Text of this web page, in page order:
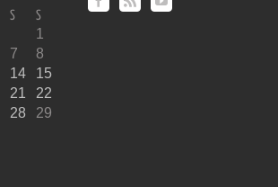
S S
1
7
8
14
15
21
22
28
29